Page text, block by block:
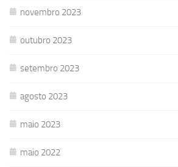
novembro 2023
outubro 2023
setembro 2023
agosto 2023
maio 2023
maio 2022